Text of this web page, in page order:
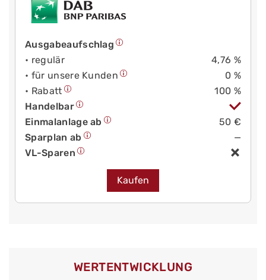
Ausgabeaufschlag
• regulär
4,76 %
• für unsere Kunden
0 %
• Rabatt
100 %
Handelbar
Einmalanlage ab
50 €
Sparplan ab
—
VL-Sparen
Kaufen
WERT­ENTWICKLUNG